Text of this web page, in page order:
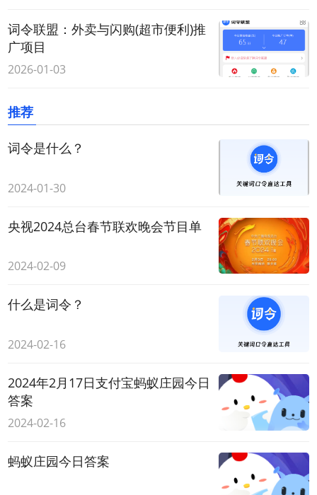
词令联盟：外卖与闪购(超市便利)推
广项目
2026-01-03
推荐
词令是什么？
2024-01-30
央视2024总台春节联欢晚会节目单
2024-02-09
什么是词令？
2024-02-16
2024年2月17日支付宝蚂蚁庄园今日
答案
2024-02-16
蚂蚁庄园今日答案